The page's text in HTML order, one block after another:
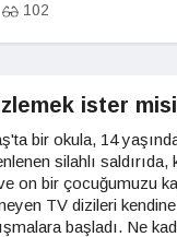
102
ister
bir okula, 14
silahlı saldırıda,
on bir çocuğumuzu
TV dizileri
başladı. Ne